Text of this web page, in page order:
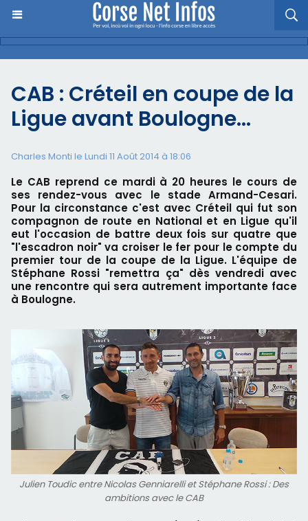
CAB : Créteil en coupe de la
Ligue avant Boulogne…
Charles Monti le Lundi 11 Août 2014 à 18:06
Le CAB reprend ce mardi à 20 heures le cours de
ses rendez-vous avec le stade Armand-Cesari.
Pour la circonstance c'est avec Créteil qui fut son
compagnon de route en National et en Ligue qu'il
eut l'occasion de battre deux fois sur quatre que
"l'escadron noir" va croiser le fer pour le compte du
premier tour de la coupe de la Ligue. L'équipe de
Stéphane Rossi "remettra ça" dès vendredi avec
une rencontre qui sera autrement importante face
à Boulogne.
Julien Toudic entre Nicolas Genniarelli et Stéphane Rossi : Des
ambitions avec le CAB